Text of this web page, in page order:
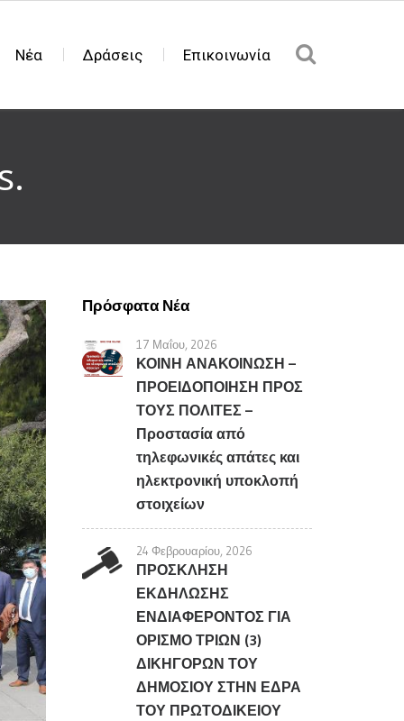
Νέα Δράσεις Επικοινωνία
Πρόσφατα Νέα
17 Μαΐου, 2026
ΚΟΙΝΗ ΑΝΑΚΟΙΝΩΣΗ –
ΠΡΟΕΙΔΟΠΟΙΗΣΗ ΠΡΟΣ
ΤΟΥΣ ΠΟΛΙΤΕΣ –
Προστασία από
τηλεφωνικές απάτες και
ηλεκτρονική υποκλοπή
στοιχείων
24 Φεβρουαρίου, 2026
ΠΡΟΣΚΛΗΣΗ
ΕΚΔΗΛΩΣΗΣ
ΕΝΔΙΑΦΕΡΟΝΤΟΣ ΓΙΑ
ΟΡΙΣΜΟ ΤΡΙΩΝ (3)
ΔΙΚΗΓΟΡΩΝ ΤΟΥ
ΔΗΜΟΣΙΟΥ ΣΤΗΝ ΕΔΡΑ
ΤΟΥ ΠΡΩΤΟΔΙΚΕΙΟΥ